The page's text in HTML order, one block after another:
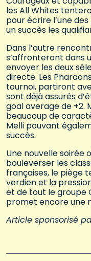
les All Whites
pour écrire l’une
un succès les
Dans l’autre
s’affronteront dans
envoyer les deux
directe. Les
tournoi, partiront
sont déjà assurés
goal average de +2.
beaucoup de
Melli pouvant
succès.
Une nouvelle soirée
bouleverser les
françaises, le piège
verdien et la
et de tout le groupe
promet encore une
Article sponsorisé